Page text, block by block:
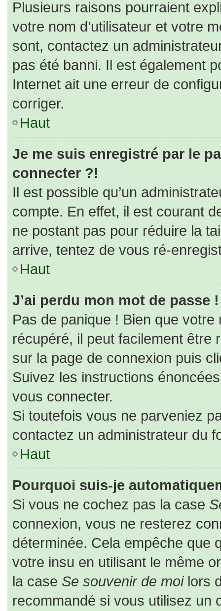
Plusieurs raisons pourraient
votre nom d’utilisateur et votre
sont, contactez un
pas été banni. Il est également
Internet ait une erreur de
corriger.
Haut
Je me suis enregistré par le
connecter ?!
Il est possible qu’un
compte. En effet, il est courant
ne postant pas pour réduire la
arrive, tentez de vous ré-
Haut
J’ai perdu mon mot de passe !
Pas de panique ! Bien que
récupéré, il peut facilement être
sur la page de connexion puis
Suivez les instructions
vous connecter.
Si toutefois vous ne parveniez
contactez un administrateur du
Haut
Pourquoi suis-je
Si vous ne cochez pas la case
connexion, vous ne resterez
déterminée. Cela empêche que
votre insu en utilisant le même
la case Se souvenir de moilors
recommandé si vous utilisez un